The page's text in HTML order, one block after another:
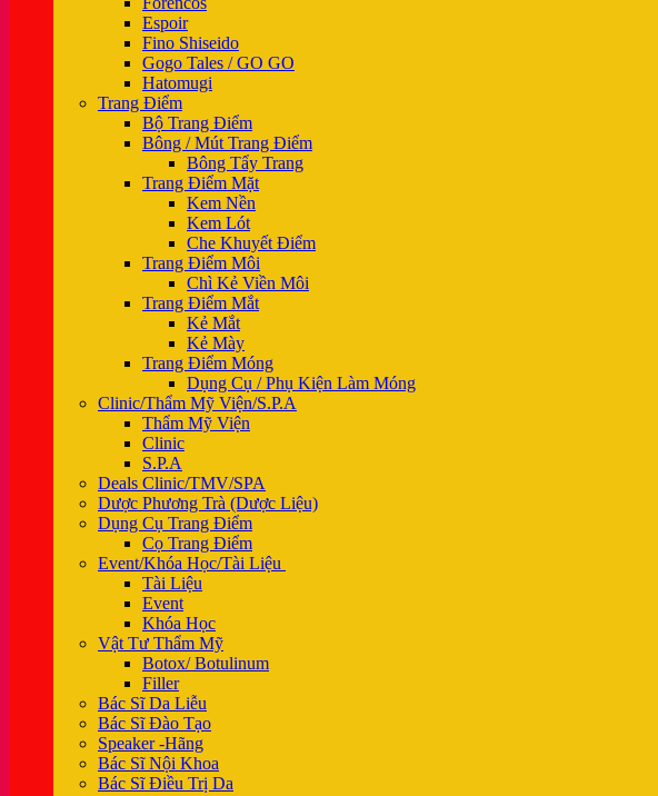
Espoir
Fino Shiseido
Gogo Tales / GO GO
Hatomugi
Trang Điểm
Bộ Trang Điểm
Bông / Mút Trang Điểm
Bông Tẩy Trang
Trang Điểm Mặt
Kem Nền
Kem Lót
Che Khuyết Điểm
Trang Điểm Môi
Chì Kẻ Viền Môi
Trang Điểm Mắt
Kẻ Mắt
Kẻ Mày
Trang Điểm Móng
Dụng Cụ / Phụ Kiện Làm Móng
Clinic/Thẩm Mỹ Viện/S.P.A
Thẩm Mỹ Viện
Clinic
S.P.A
Deals Clinic/TMV/SPA
Dược Phương Trà (Dược Liệu)
Dụng Cụ Trang Điểm
Cọ Trang Điểm
Event/Khóa Học/Tài Liệu
Tài Liệu
Event
Khóa Học
Vật Tư Thẩm Mỹ
Botox/ Botulinum
Filler
Bác Sĩ Da Liễu
Bác Sĩ Đào Tạo
Speaker -Hãng
Bác Sĩ Nội Khoa
Bác Sĩ Điều Trị Da